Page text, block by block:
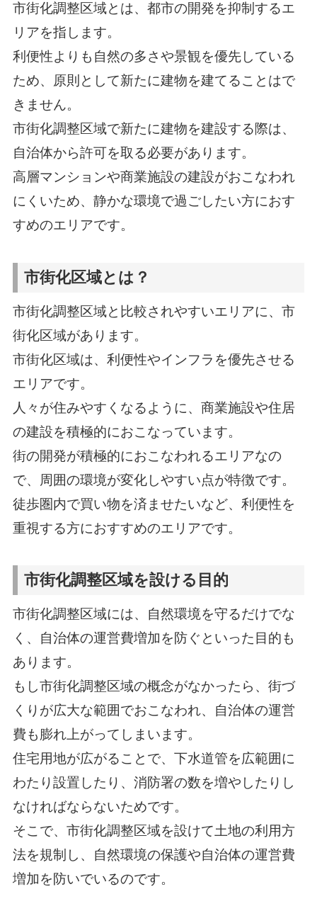
市街化調整区域とは、都市の開発を抑制するエ
リアを指します。
利便性よりも自然の多さや景観を優先している
ため、原則として新たに建物を建てることはで
きません。
市街化調整区域で新たに建物を建設する際は、
自治体から許可を取る必要があります。
高層マンションや商業施設の建設がおこなわれ
にくいため、静かな環境で過ごしたい方におす
すめのエリアです。
市街化区域とは？
市街化調整区域と比較されやすいエリアに、市
街化区域があります。
市街化区域は、利便性やインフラを優先させる
エリアです。
人々が住みやすくなるように、商業施設や住居
の建設を積極的におこなっています。
街の開発が積極的におこなわれるエリアなの
で、周囲の環境が変化しやすい点が特徴です。
徒歩圏内で買い物を済ませたいなど、利便性を
重視する方におすすめのエリアです。
市街化調整区域を設ける目的
市街化調整区域には、自然環境を守るだけでな
く、自治体の運営費増加を防ぐといった目的も
あります。
もし市街化調整区域の概念がなかったら、街づ
くりが広大な範囲でおこなわれ、自治体の運営
費も膨れ上がってしまいます。
住宅用地が広がることで、下水道管を広範囲に
わたり設置したり、消防署の数を増やしたりし
なければならないためです。
そこで、市街化調整区域を設けて土地の利用方
法を規制し、自然環境の保護や自治体の運営費
増加を防いでいるのです。